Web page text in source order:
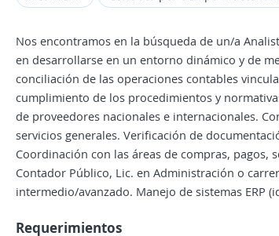
Nos encontramos en la búsqueda de un/a
en desarrollarse en un entorno dinámico y de
conciliación de las operaciones contables
cumplimiento de los procedimientos y
de proveedores nacionales e internacionales.
servicios generales. Verificación de
Coordinación con las áreas de compras, pagos,
Contador Público, Lic. en Administración o
intermedio/avanzado. Manejo de sistemas ERP
Requerimientos